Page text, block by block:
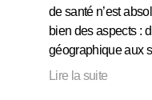
de santé n’est
bien des aspects :
géographique aux
Lire la suite